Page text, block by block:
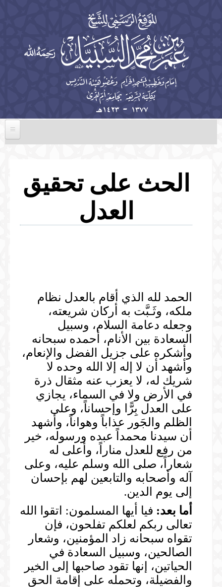
الخطب
الدروس
المحاضرات
الحث على تحقيق
العدل
الحمد لله الذي أقام بالعدل نظام
ملكه، وثَـبَّت به أركان شريعته،
وجعله دعامة السلام، وسبيل
السعادة بين الأنام، أحمده سبحانه
وأشكره على جزيل الفضل والإنعام،
وأشهد أن لا إله إلا الله وحده لا
شريك له، لا يعزب عنه مثقال ذرة
في الأرض ولا في السماء، يجازي
على العدل بِرًّا وإحساناً، وعلى
الظلم والجَور عذاباً وهواناً، وأشهد
أن سيدنا محمداً عبده ورسوله، خير
من رفع للعدل مناراً، وأعلى له
شعاراً، صلى الله وسلم عليه، وعلى
آله وأصحابه والتابعين لهم بإحسان
إلى يوم الدين.
أما بعد: فيا أيها المسلمون: اتقوا الله
تعالى ربكم لعلكم تفلحون، فإن
تقواه سبحانه زاد المؤمنين، وشعار
الصالحين، وسبيل السعادة في
الحياتين، إنها تقود صاحبها إلى الخير
والفضيلة، وتحمله على إقامة الحق